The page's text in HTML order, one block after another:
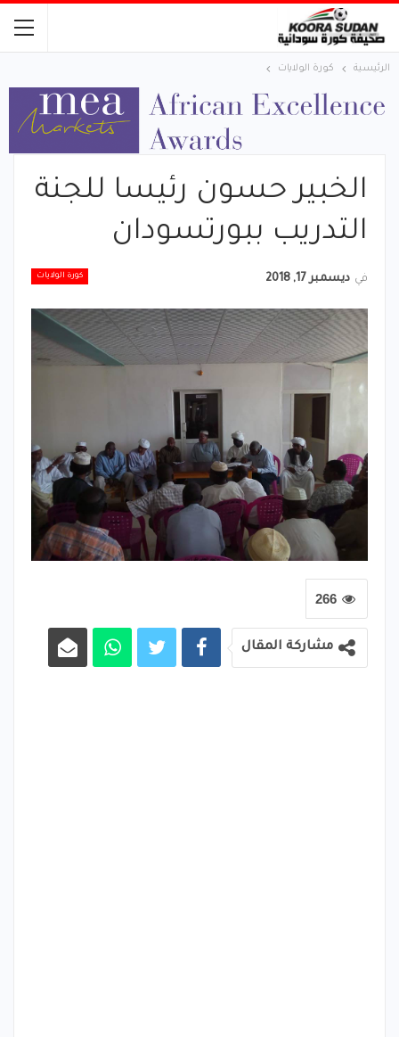
الرئيسية كورة الولايات
الخبير حسون رئيسا للجنة
التدريب ببورتسودان
كورة الولايات في ديسمبر 17, 2018
266
مشاركة المقال